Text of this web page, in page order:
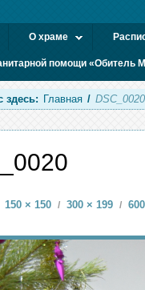
О храме
помощи «Обитель
здесь: Главная / DSC_0020
150 × 150 / 300 × 199 /